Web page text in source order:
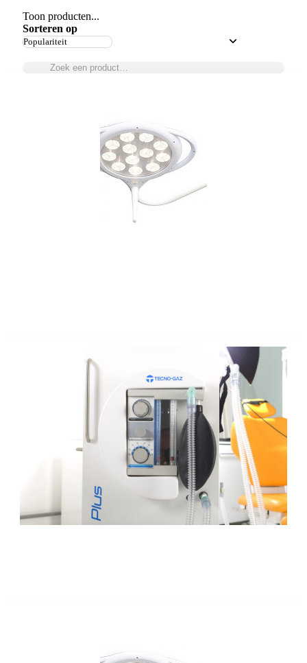
Toon producten...
Sorteren op